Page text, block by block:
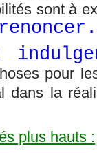
sont à
pour
dans la
plus hauts :